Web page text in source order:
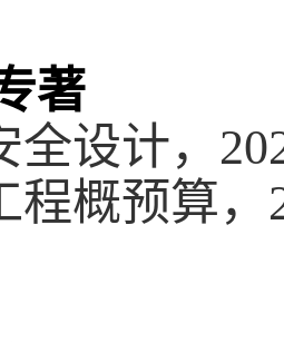
著
设计，
程概预算，